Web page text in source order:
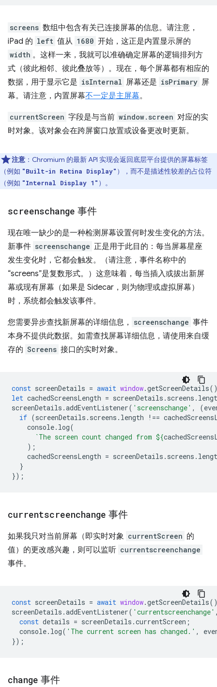
screens 数组中包含有关已连接屏幕的信息。请注意，
iPad 的 left 值从 1680 开始，这正是内置显示屏的
width 。这样一来，我就可以准确确定屏幕的逻辑排列方
式（彼此相邻、彼此叠放等）。现在，每个屏幕都有相应的
数据，用于显示它是 isInternal 屏幕还是 isPrimary 屏
幕。请注意，内置屏幕不一定是主屏幕。
currentScreen 字段是与当前 window.screen 对应的实
时对象。该对象会在跨屏窗口放置或设备更改时更新。
注意 ：Chromium 的最新 API 实现会返回底层平台提供的屏幕标签
（例如 "Built-in Retina Display" ），而不是描述性较差的占位符
（例如 "Internal Display 1" ）。
screenschange 事件
现在唯一缺少的是一种检测屏幕设置何时发生变化的方法。
新事件 screenschange 正是用于此目的：每当屏幕星座
发生变化时，它都会触发。（请注意，事件名称中的
“screens”是复数形式。）这意味着，每当插入或拔出新屏
幕或现有屏幕（如果是 Sidecar，则为物理或虚拟屏幕）
时，系统都会触发该事件。
您需要异步查找新屏幕的详细信息， screenschange 事件
本身不提供此数据。如需查找屏幕详细信息，请使用来自缓
存的 Screens 接口的实时对象。
const screenDetails = await window.getScreenDetails
let cachedScreensLength = screenDetails . screens .
screenDetails .addEventListener( 'screenschange' , (
if (screenDetails . screens . length !==
console. log(
`The screen count changed from ${
);
cachedScreensLength = screenDetails . screens .
}
});
currentscreenchange 事件
如果我只对当前屏幕（即实时对象 currentScreen 的
值）的更改感兴趣，则可以监听 currentscreenchange
事件。
const screenDetails = await window.getScreenDetails
screenDetails .addEventListener( 'currentscreenchange'
const details = screenDetails .currentScreen ;
console. log( 'The current screen has changed.' ,
});
change 事件